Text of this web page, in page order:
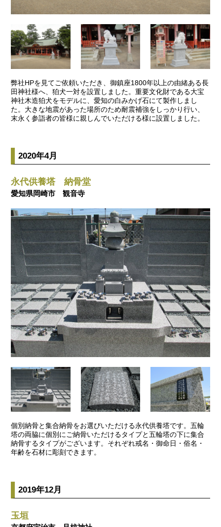
弊社HPを見てご依頼いただき、御鎮座1800年以上の由緒ある長
田神社様へ、狛犬一対を設置しました。重要文化財である大宝
神社木造狛犬をモデルに、愛知の白みかげ石にて製作しまし
た。大きな地震があった場所のため耐震補強をしっかり行い、
末永く参詣者の皆様に親しんでいただける様に設置しました。
2020年4月
永代供養塔 納骨堂
愛知県岡崎市 観音寺
個別納骨と集合納骨をお選びいただける永代供養塔です。五輪
塔の両脇に個別にご納骨いただけるタイプと五輪塔の下に集合
納骨するタイプがございます。それぞれ戒名・御命日・俗名・
年齢を石材に彫刻できます。
2019年12月
玉垣